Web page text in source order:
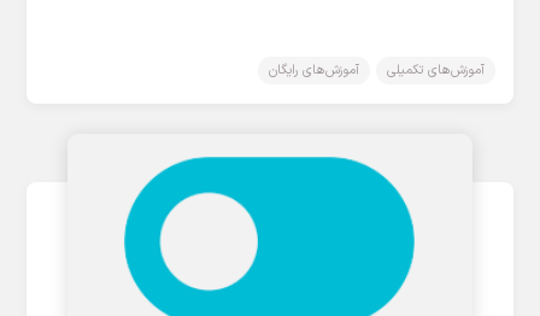
آموزش‌های تکمیلی آموزش‌های رایگان